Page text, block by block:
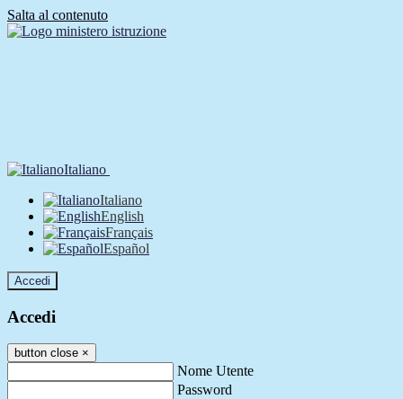
Salta al contenuto
Italiano
Italiano
English
Français
Español
Accedi
Accedi
button close ×
Nome Utente
Password